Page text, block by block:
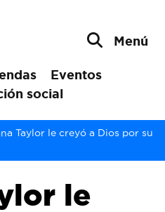
Eventos
social
Menú
Taylor le creyó a Dios por su
le